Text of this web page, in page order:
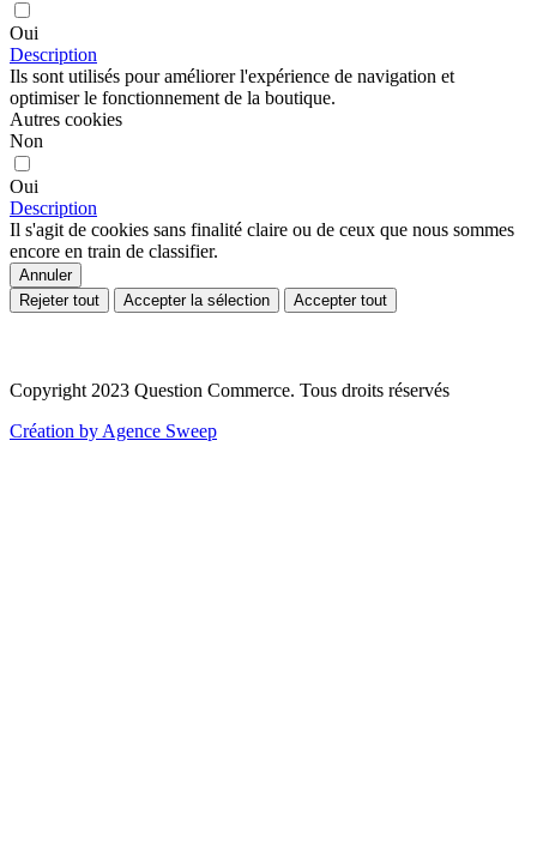
Oui
Description
Ils sont utilisés pour améliorer l'expérience de navigation et
optimiser le fonctionnement de la boutique.
Autres cookies
Non
Oui
Description
Il s'agit de cookies sans finalité claire ou de ceux que nous sommes
encore en train de classifier.
Annuler
Rejeter tout
Accepter la sélection Accepter tout
Copyright 2023 Question Commerce. Tous droits réservés
Création by Agence Sweep